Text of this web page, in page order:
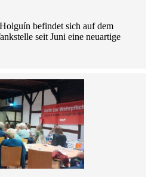
befindet sich auf dem
seit Juni eine neuartige